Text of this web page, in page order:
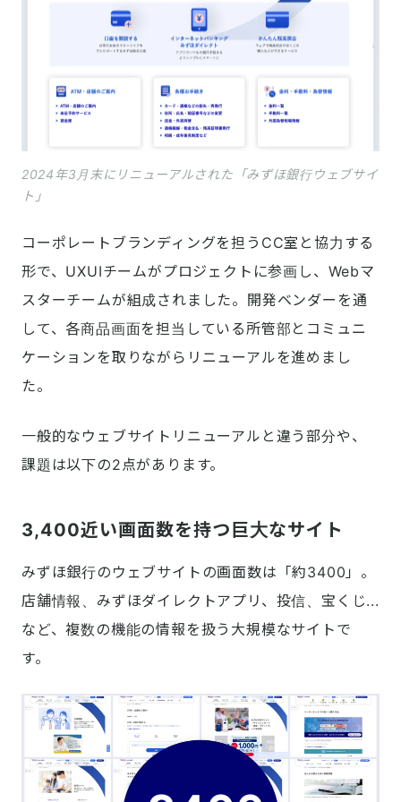
2024年3月末にリニューアルされた「みずほ銀行ウェブサイ
ト」
コーポレートブランディングを担うCC室と協力する
形で、UXUIチームがプロジェクトに参画し、Webマ
スターチームが組成されました。開発ベンダーを通
して、各商品画面を担当している所管部とコミュニ
ケーションを取りながらリニューアルを進めまし
た。
一般的なウェブサイトリニューアルと違う部分や、
課題は以下の2点があります。
3,400近い画面数を持つ巨大なサイト
みずほ銀行のウェブサイトの画面数は「約3400」。
店舗情報、みずほダイレクトアプリ、投信、宝くじ...
など、複数の機能の情報を扱う大規模なサイトで
す。